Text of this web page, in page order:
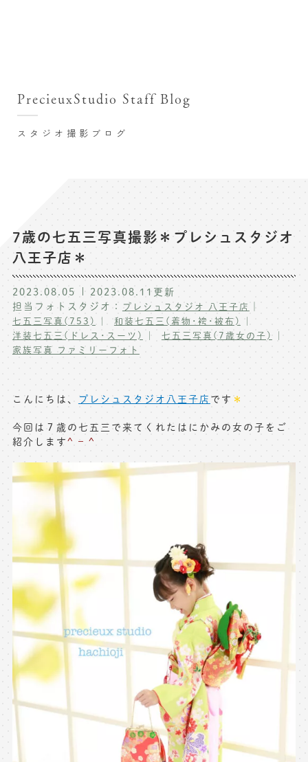
七五三お参り用着物レンタル
お宮参り写真撮影
ハーフバースデー撮影
卒業袴･卒業写真撮影
ハーフ成人式･10歳の祝い記念撮影
家族写真･記念写真撮影
ペット写真撮影
マタニティフォト撮影
フォトウェディング
よくある質問
写真商品一覧
出張撮影(鎌倉)
キャンペーン･限定プラン情報
無料会員登録
料金シミュレーション
店舗情報についてはお手数ですが
各店舗までお問い合わせください
toiawase@precieux-studio.com
※上記アドレスは総合窓口となります
[営業時間] 9:00～17:00
[定休日] 土日祝日
マイページへログインする
無料会員登録はこちら
スタジオ撮影ブログ
PrecieuxStudio Staff Blog
7歳の七五三写真撮影＊プレシュスタジオ
八王子店＊
2023.08.05 2023.08.11 更新
担当フォトスタジオ： プレシュスタジオ 八王子店 ｜
七五三写真(753)
和装七五三(着物･袴･被布)
洋装七五三(ドレス･スーツ)
七五三写真(7歳女の子)
家族写真 ファミリーフォト
こんにちは、 プレシュスタジオ八王子店 です ＊
今回は７歳の七五三で来てくれたはにかみの女の子をご
紹介します^ – ^